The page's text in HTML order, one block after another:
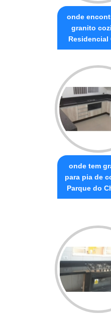
onde
granito
Residencial
onde tem
para pia de
Parque do